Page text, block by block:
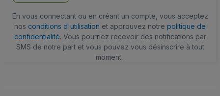
En vous connectant ou en créant un compte, vous acceptez
nos conditions d'utilisation et approuvez notre politique de
confidentialité. Vous pourriez recevoir des notifications par
SMS de notre part et vous pouvez vous désinscrire à tout
moment.